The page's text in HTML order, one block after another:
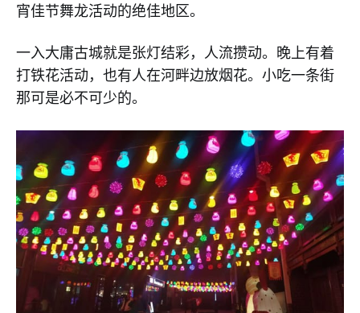
宵佳节舞龙活动的绝佳地区。
一入大庸古城就是张灯结彩，人流攒动。晚上有着
打铁花活动，也有人在河畔边放烟花。小吃一条街
那可是必不可少的。